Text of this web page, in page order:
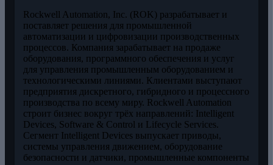
Rockwell Automation, Inc. (ROK) разрабатывает и
поставляет решения для промышленной
автоматизации и цифровизации производственных
процессов. Компания зарабатывает на продаже
оборудования, программного обеспечения и услуг
для управления промышленным оборудованием и
технологическими линиями. Клиентами выступают
предприятия дискретного, гибридного и процессного
производства по всему миру. Rockwell Automation
строит бизнес вокруг трёх направлений: Intelligent
Devices, Software & Control и Lifecycle Services.
Сегмент Intelligent Devices выпускает приводы,
системы управления движением, оборудование
безопасности и датчики, промышленные компоненты